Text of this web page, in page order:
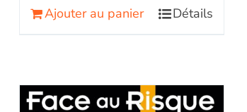
Ajouter au panier Détails